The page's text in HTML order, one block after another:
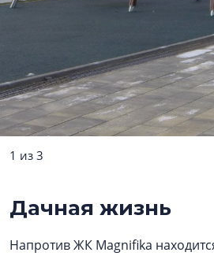
1 из 3
Дачная жизнь
Напротив ЖК Magnifika